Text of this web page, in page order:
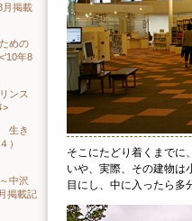
そこにたどり着くまでに
いや、実際、その建物は
目にし、中に入ったら
月掲載
めの
年8
ンス
>
生き
）
中沢
掲載記